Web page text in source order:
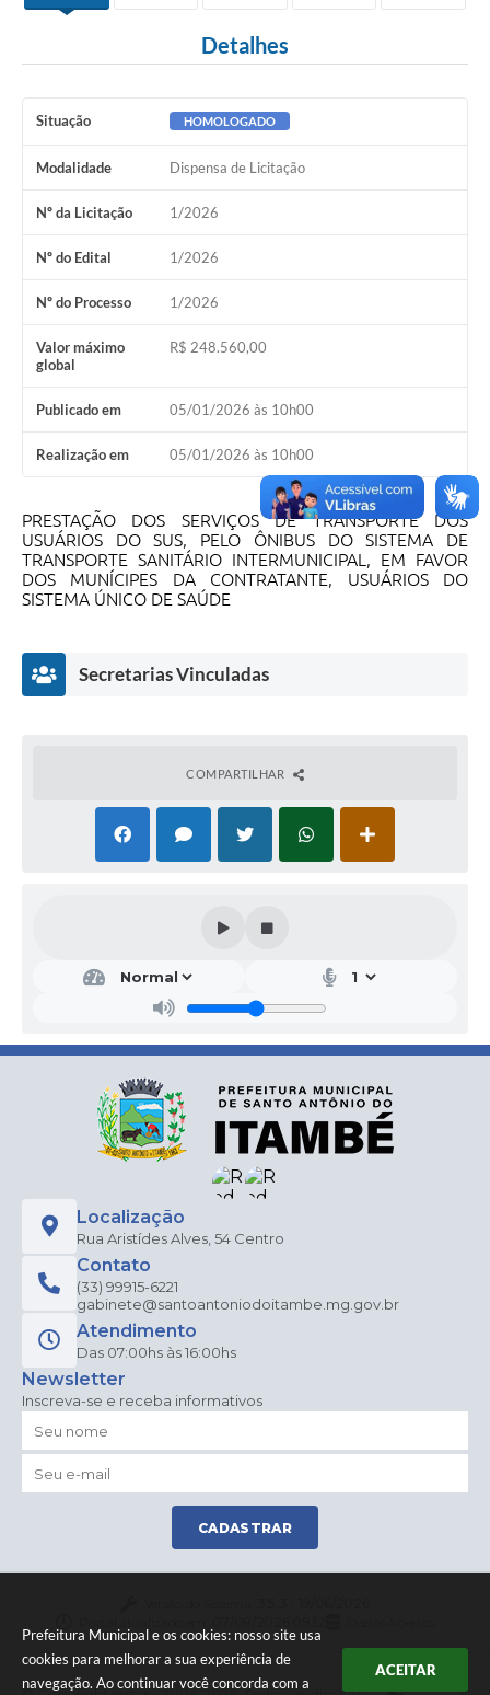
Prefeitura Municipal e os cookies: nosso site usa
cookies para melhorar a sua experiência de
navegação. Ao continuar você concorda com a
ACEITAR
Detalhes
Situação HOMOLOGADO
Modalidade Dispensa de Licitação
Nº da Licitação 1/2026
Nº do Edital 1/2026
Nº do Processo 1/2026
Valor máximo
global
R$ 248.560,00
Publicado em 05/01/2026 às 10h00
Realização em 05/01/2026 às 10h00
PRESTAÇÃO DOS SERVIÇOS DE TRANSPORTE DOS
USUÁRIOS DO SUS, PELO ÔNIBUS DO SISTEMA DE
TRANSPORTE SANITÁRIO INTERMUNICIPAL, EM FAVOR
DOS MUNÍCIPES DA CONTRATANTE, USUÁRIOS DO
SISTEMA ÚNICO DE SAÚDE
Secretarias Vinculadas
etar
pal
Lom
ba
COMPARTILHAR
Localização
Rua Aristídes Alves, 54 Centro
Contato
(33) 99915-6221
gabinete@santoantoniodoitambe.mg.gov.br
Atendimento
Das 07:00hs às 16:00hs
Newsletter
Inscreva-se e receba informativos
CADASTRAR